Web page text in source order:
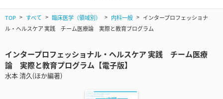
TOP すべて 臨床医学（領域別） 内科一般
インタープロフェッショナ
ル・ヘルスケア 実践 チーム医療論 実際と教育プログラム
インタープロフェッショナル・ヘルスケア 実践 チーム医療
論 実際と教育プログラム【電子版】
水本 清久(ほか編著)